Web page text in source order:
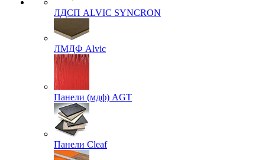
ЛДСП ALVIC SYNCRON
ЛМДФ Alvic
Панели (мдф) AGT
Панели Cleaf